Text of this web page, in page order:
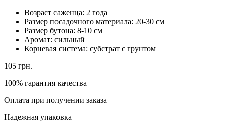
Возраст саженца: 2 года
Размер посадочного материала: 20-30 см
Размер бутона: 8-10 см
Аромат: сильный
Корневая система: субстрат с грунтом
105 грн.
100% гарантия качества
Оплата при получении заказа
Надежная упаковка